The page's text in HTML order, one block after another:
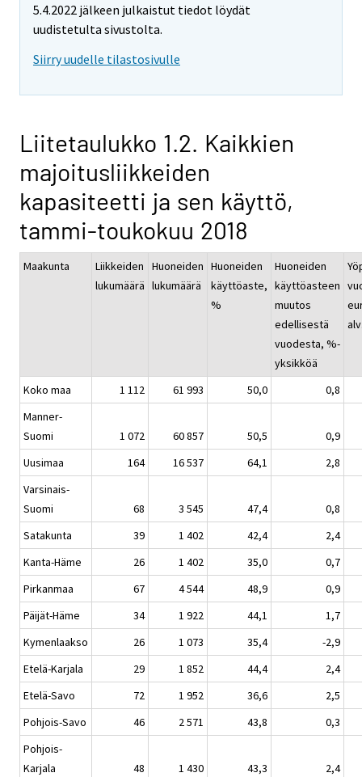
5.4.2022 jälkeen julkaistut tiedot löydät
uudistetulta sivustolta.
Siirry uudelle tilastosivulle
Liitetaulukko 1.2. Kaikkien
majoitusliikkeiden
kapasiteetti ja sen käyttö,
tammi-toukokuu 2018
Maakunta
Liikkeiden
lukumäärä
Huoneiden
lukumäärä
Huoneiden
käyttöaste,
%
Huoneiden
käyttöasteen
muutos
edellisestä
vuodesta, %-
yksikköä
Koko maa 1 112 61 993 50,0
0,8
Manner-
Suomi
1 072 60 857 50,5
0,9
Uusimaa
164 16 537 64,1
2,8
Varsinais-
Suomi
68 3 545 47,4
0,8
Satakunta
39 1 402 42,4
2,4
Kanta-Häme
26 1 402 35,0
0,7
Pirkanmaa
67 4 544 48,9
0,9
Päijät-Häme
34 1 922 44,1
1,7
Kymenlaakso
26 1 073 35,4
-2,9
Etelä-Karjala
29 1 852 44,4
2,4
Etelä-Savo
72 1 952 36,6
2,5
Pohjois-Savo
46 2 571 43,8
0,3
Pohjois-
Karjala
48 1 430 43,3
2,4